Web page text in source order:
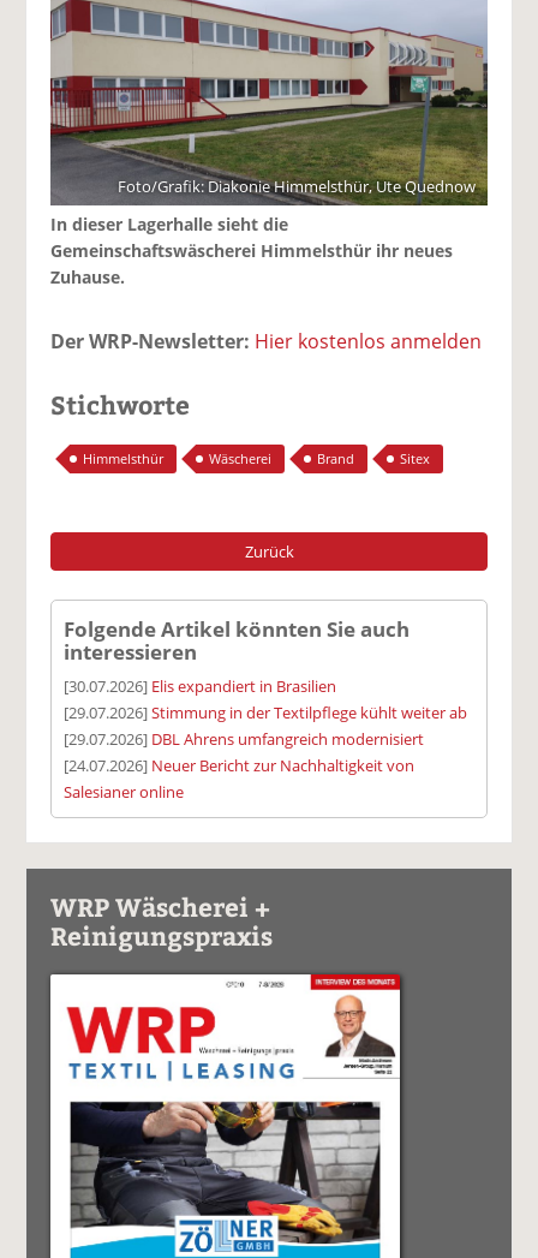
Foto/Grafik: Diakonie Himmelsthür, Ute Quednow
In dieser Lagerhalle sieht die
Gemeinschaftswäscherei Himmelsthür ihr neues
Zuhause.
Der WRP-Newsletter: Hier kostenlos anmelden
Stichworte
Himmelsthür Wäscherei Brand Sitex
Zurück
Folgende Artikel könnten Sie auch
interessieren
[30.07.2026] Elis expandiert in Brasilien
[29.07.2026]Stimmung in der Textilpflege kühlt weiter ab
[29.07.2026] DBL Ahrens umfangreich modernisiert
[24.07.2026] Neuer Bericht zur Nachhaltigkeit von
Salesianer online
WRP Wäscherei +
Reinigungspraxis